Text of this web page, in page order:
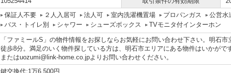
保証人不要 ２人入居可 法人可 室内洗濯機置場 プロパンガス
公営水
バス・トイレ別
シャワー シューズボックス TVモニタ付インターホン
「ファミールS」の物件情報をお探しならお気軽にお問い合わせ下さい。明石
徒歩8分。満足のいく物件探している方は、明石市エリアにある物件はいかがで
またはuozumi@link-home.co.jpよりお問い合わせください。
鍵交換代:1万6,500円